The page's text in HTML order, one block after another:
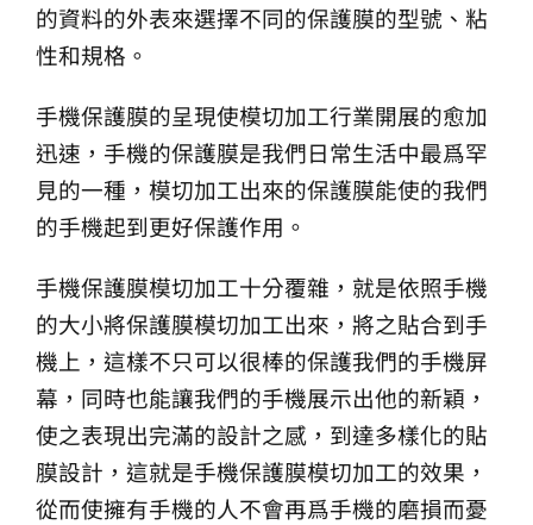
的資料的外表來選擇不同的保護膜的型號、粘
性和規格。
手機保護膜的呈現使模切加工行業開展的愈加
迅速，手機的保護膜是我們日常生活中最爲罕
見的一種，模切加工出來的保護膜能使的我們
的手機起到更好保護作用。
手機保護膜模切加工十分覆雜，就是依照手機
的大小將保護膜模切加工出來，將之貼合到手
機上，這樣不只可以很棒的保護我們的手機屏
幕，同時也能讓我們的手機展示出他的新穎，
使之表現出完滿的設計之感，到達多樣化的貼
膜設計，這就是手機保護膜模切加工的效果，
從而使擁有手機的人不會再爲手機的磨損而憂